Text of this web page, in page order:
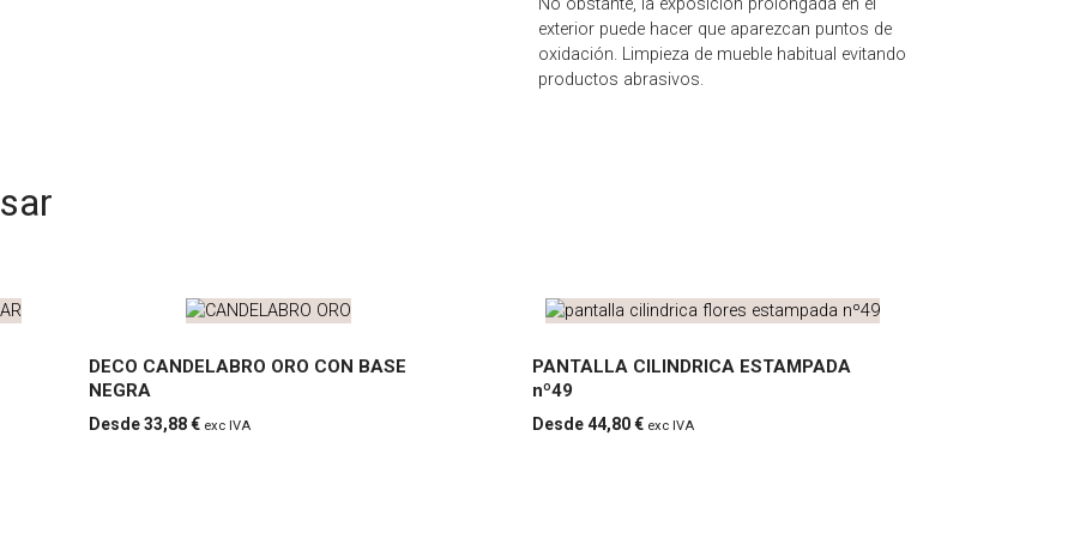
No obstante, la exposición prolongada en el
exterior puede hacer que aparezcan puntos de
oxidación. Limpieza de mueble habitual evitando
productos abrasivos.
DECO
DECO CANDELABRO ORO CON BASE
NEGRA
33,88€ exc IVA
PANTALLA
PANTALLA CILINDRICA ESTAMPADA
nº49
44,80€ exc IVA